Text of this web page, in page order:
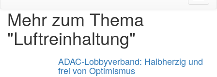
Mehr zum Thema
"Luftreinhaltung"
ADAC-Lobbyverband: Halbherzig und
frei von Optimismus